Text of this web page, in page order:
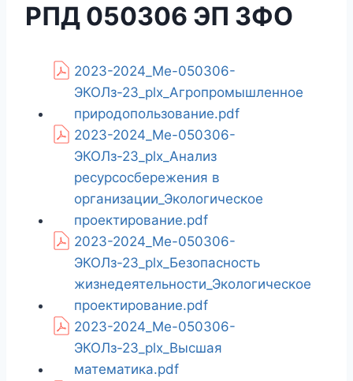
РПД 050306 ЭП ЗФО
2023-2024_Ме-050306-
ЭКОЛз-23_plx_Агропромышленное
природопользование.pdf
2023-2024_Ме-050306-
ЭКОЛз-23_plx_Анализ
ресурсосбережения в
организации_Экологическое
проектирование.pdf
2023-2024_Ме-050306-
ЭКОЛз-23_plx_Безопасность
жизнедеятельности_Экологическое
проектирование.pdf
2023-2024_Ме-050306-
ЭКОЛз-23_plx_Высшая
математика.pdf